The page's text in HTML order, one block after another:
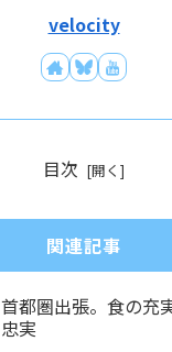
velocity
目次
関連記事
首都圏出張。食の充
忠実